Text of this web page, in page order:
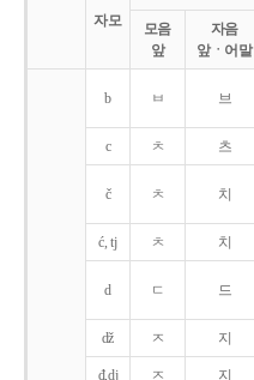
자모
모음
앞
자음
앞ㆍ어말
b ㅂ 브
c ㅊ 츠
č ㅊ 치
ć, tj ㅊ 치
d ㄷ 드
dž ㅈ 지
đ,dj ㅈ 지